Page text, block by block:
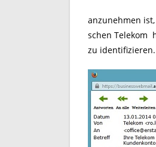
anzunehmen
schen Telekom
zu identifizieren.